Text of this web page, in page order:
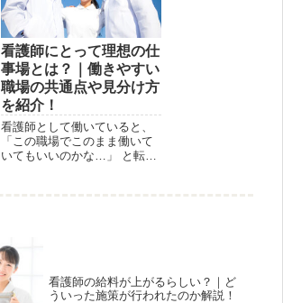
看護師にとって理想の仕
事場とは？｜働きやすい
職場の共通点や見分け方
を紹介！
看護師として働いていると、
「この職場でこのまま働いて
いてもいいのかな…」 と転職
看...
看護師の給料が上がるらしい？｜ど
ういった施策が行われたのか解説！